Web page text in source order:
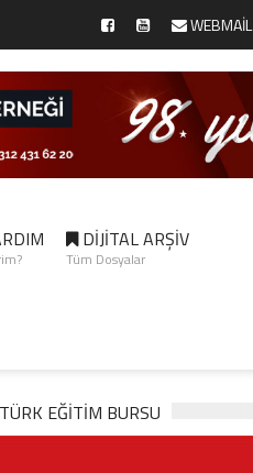
WEBMAİL
DİJİTAL ARŞİV
Tüm Dosyalar
EĞITIM BURSU